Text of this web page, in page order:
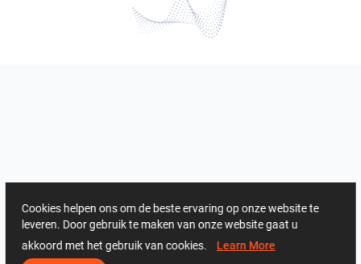
Cookies helpen ons om de beste ervaring op onze website te
leveren. Door gebruik te maken van onze website gaat u
akkoord met het gebruik van cookies. Learn More